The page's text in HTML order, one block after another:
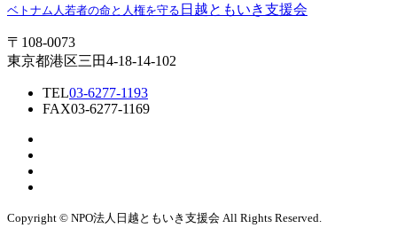
ベトナム人若者の命と人権を守る 日越ともいき支援会
〒108-0073
東京都港区三田4-18-14-102
TEL03-6277-1193
FAX03-6277-1169
Copyright © NPO法⼈⽇越ともいき⽀援会 All Rights Reserved.